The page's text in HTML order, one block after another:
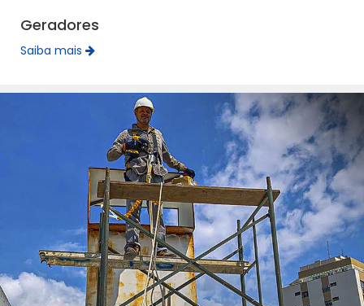
Geradores
Saiba mais